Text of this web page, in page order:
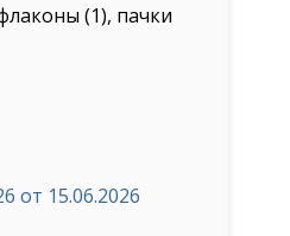
(1), пачки
от 15.06.2026